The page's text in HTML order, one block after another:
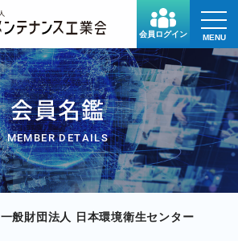
会員ログイン
toggle
MENU
会員名鑑
MEMBER DETAILS
一般財団法人 日本環境衛生センター